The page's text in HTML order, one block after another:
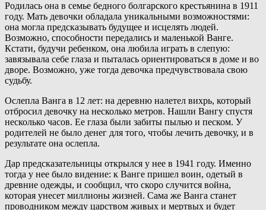
Родилась она в семье бедного болгарского крестьянина в 1911
году. Мать девочки обладала уникальными возможностями:
она могла предсказывать будущее и исцелять людей.
Возможно, способности передались и маленькой Ванге.
Кстати, будучи ребенком, она любила играть в слепую:
завязывала себе глаза и пыталась ориентироваться в доме и во
дворе. Возможно, уже тогда девочка предчувствовала свою
судьбу.
Ослепла Ванга в 12 лет: на деревню налетел вихрь, который
отбросил девочку на несколько метров. Нашли Вангу спустя
несколько часов. Ее глаза были забиты пылью и песком. У
родителей не было денег для того, чтобы лечить девочку, и в
результате она ослепла.
Дар предсказательницы открылся у нее в 1941 году. Именно
тогда у нее было видение: к Ванге пришел воин, одетый в
древние одежды, и сообщил, что скоро случится война,
которая унесет миллионы жизней. Сама же Ванга станет
проводником между царством живых и мертвых и будет